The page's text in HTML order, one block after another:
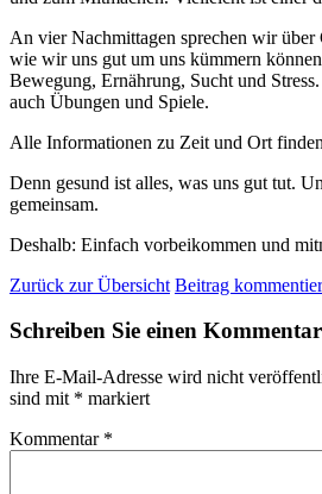
An vier Nachmittagen sprechen wir über
wie wir uns gut um uns kümmern
Bewegung, Ernährung, Sucht und
auch Übungen und Spiele.
Alle Informationen zu Zeit und Ort
Denn gesund ist alles, was uns gut tut.
gemeinsam.
Deshalb: Einfach vorbeikommen und
Zurück zur Übersicht Beitrag
Schreiben Sie einen Kommentar
Ihre E-Mail-Adresse wird nicht
sind mit * markiert
Kommentar *